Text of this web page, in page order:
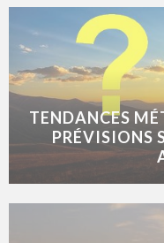
TENDANCES
PRÉVISIONS